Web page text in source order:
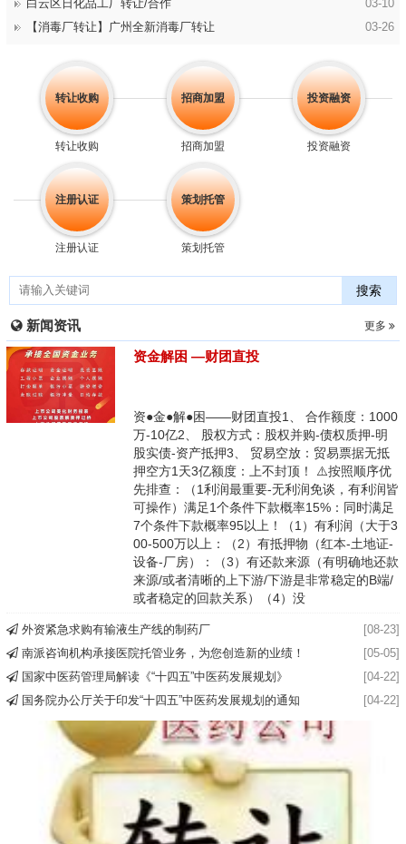
03-10
白云区日化品工厂转让/合作
03-26
【消毒厂转让】广州全新消毒厂转让
转让收购
转让收购
招商加盟
招商加盟
投资融资
投资融资
注册认证
注册认证
策划托管
策划托管
搜索
更多
新闻资讯
资金解困 —财团直投
资●金●解●困——财团直投1、 合作额度：1000
万-10亿2、 股权方式：股权并购-债权质押-明
股实债-资产抵押3、 贸易空放：贸易票据无抵
押空方1天3亿额度：上不封顶！ ⚠️按照顺序优
先排查：（1利润最重要-无利润免谈，有利润皆
可操作）满足1个条件下款概率15%：同时满足
7个条件下款概率95以上！（1）有利润（大于3
00-500万以上：（2）有抵押物（红本-土地证-
设备-厂房）：（3）有还款来源（有明确地还款
来源/或者清晰的上下游/下游是非常稳定的B端/
或者稳定的回款关系）（4）没
外资紧急求购有输液生产线的制药厂
[08-23]
南派咨询机构承接医院托管业务，为您创造新的业绩！
[05-05]
国家中医药管理局解读《“十四五”中医药发展规划》
[04-22]
国务院办公厅关于印发“十四五”中医药发展规划的通知
[04-22]